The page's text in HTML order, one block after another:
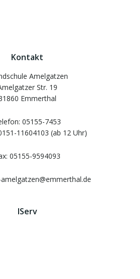
Kontakt
Amelgatzen
Str. 19
Emmerthal
05155-7453
11604103 (ab 12 Uhr)
05155-9594093
IServ